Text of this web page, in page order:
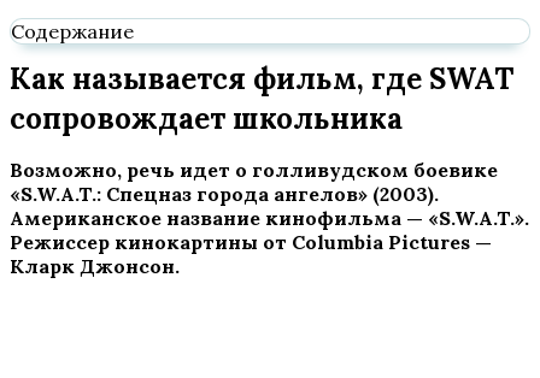
Содержание
Как называется фильм, где SWAT
сопровождает школьника
Возможно, речь идет о голливудском боевике
«S.W.A.T.: Спецназ города ангелов» (2003).
Американское название кинофильма — «S.W.A.T.».
Режиссер кинокартины от Columbia Pictures —
Кларк Джонсон.